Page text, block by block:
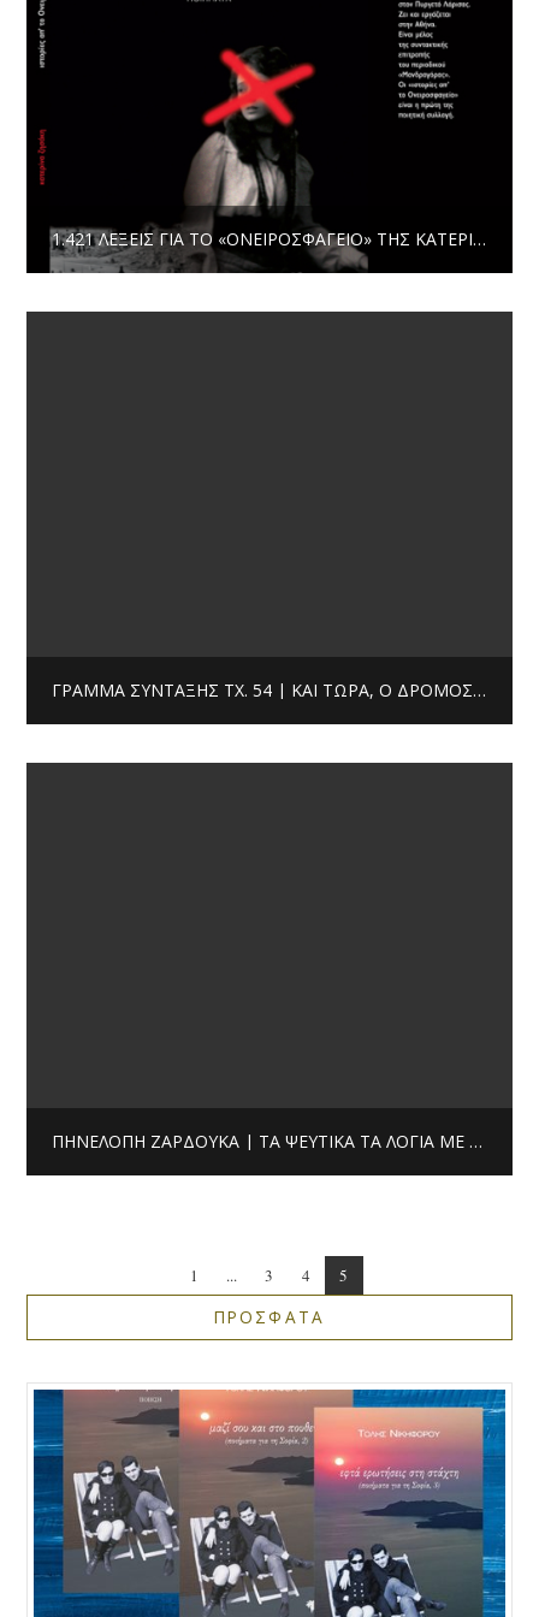
1.421 ΛΈΞΕΙΣ ΓΙΑ ΤΟ «ΟΝΕΙΡΟΣΦΑΓΕΊΟ» ΤΗΣ ΚΑΤΕΡΊΝΑΣ | ΠΗΝΕΛΌΠΗ ΖΑΡΔΟΎΚΑ
ΓΡΆΜΜΑ ΣΎΝΤΑΞΗΣ ΤΧ. 54 | ΚΑΙ ΤΏΡΑ, Ο ΔΡΌΜΟΣ ΠΡΟΣ ΤΗ ΜΕΤΑΞΟΎ…
ΠΗΝΕΛΌΠΗ ΖΑΡΔΟΎΚΑ | ΤΑ ΨΕΎΤΙΚΑ ΤΑ ΛΌΓΙΑ ΜΕ ΓΆΛΑ
1 ... 3 4 5
ΠΡΟΣΦΑΤΑ